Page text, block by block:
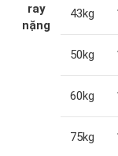
ray
nặng
43kg
50kg
60kg
75kg